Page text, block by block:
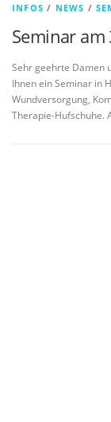
INFOS / NEWS /
Seminar
Sehr geehrte Damen
Ihnen ein Seminar in
Wundversorgung,
Therapie-Hufschuhe.